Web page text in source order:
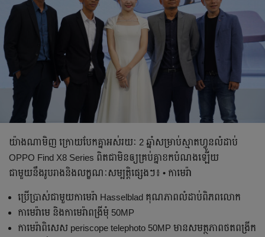
យ៉ាងណាមិញ ក្រោយបែកគ្នាអស់រយៈ 2 ឆ្នាំសម្រាប់ស្មាតហ្វូនលំដាប់
OPPO Find X8 Series ពិតជាមិនឲ្យគ្រប់គ្នាខកបំណងឡើយ
ជាមួយនឹងរូបរាងនិងលក្ខណៈសម្បត្តិផ្សេងៗ៖ • កាមេរ៉ា
ប្រើប្រាស់ជាមួយកាមេរ៉ា Hasselblad គុណភាពលំដាប់ពិភពលោក
កាមេរ៉ាមេ និងកាមេរ៉ាពង្រីមុំ 50MP
កាមេរ៉ាពិសេស periscope telephoto 50MP មានសមត្ថភាពថតពង្រីក